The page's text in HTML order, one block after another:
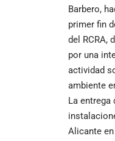
Barbero,
primer fin
del RCRA,
por una
actividad
ambiente
La entrega
Alicante en